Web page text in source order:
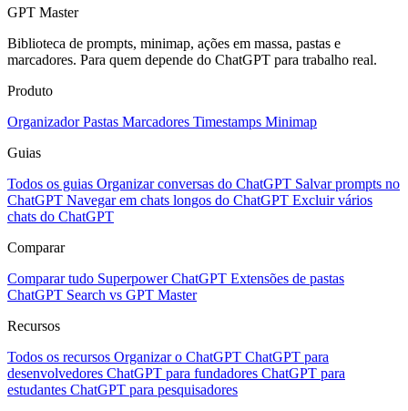
GPT Master
Biblioteca de prompts, minimap, ações em massa, pastas e
marcadores. Para quem depende do ChatGPT para trabalho real.
Produto
OrganizadorPastas Marcadores Timestamps Minimap
Guias
Todos os guias Organizar conversas do ChatGPT Salvar prompts no
ChatGPT Navegar em chats longos do ChatGPT Excluir vários
chats do ChatGPT
Comparar
Comparar tudo Superpower ChatGPT Extensões de pastas
ChatGPT Search vs GPT Master
Recursos
Todos os recursos Organizar o ChatGPT ChatGPT para
desenvolvedores ChatGPT para fundadores ChatGPT para
estudantes ChatGPT para pesquisadores